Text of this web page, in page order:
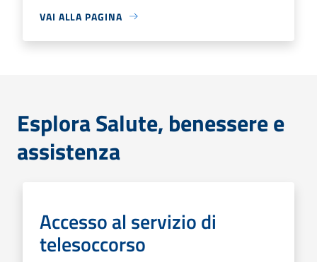
VAI ALLA PAGINA
Esplora Salute, benessere e
assistenza
Accesso al servizio di
telesoccorso